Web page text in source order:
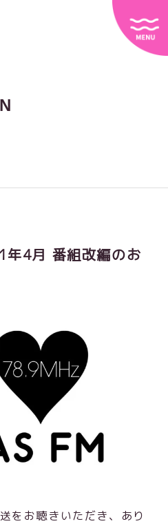
年4月 番組改編のお
をお聴きいただき、あり